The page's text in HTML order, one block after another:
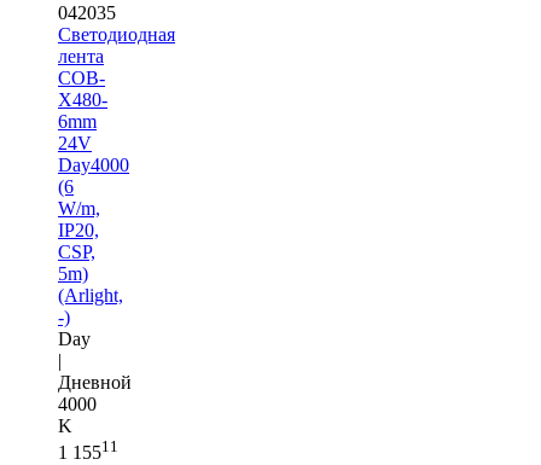
042035
Светодиодная
лента
COB-
X480-
6mm
24V
Day4000
(6
W/m,
IP20,
CSP,
5m)
(Arlight,
-)
Day
|
Дневной
4000
K
1 15511